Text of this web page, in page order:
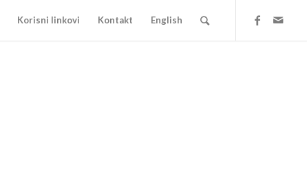
Korisni linkovi Kontakt English